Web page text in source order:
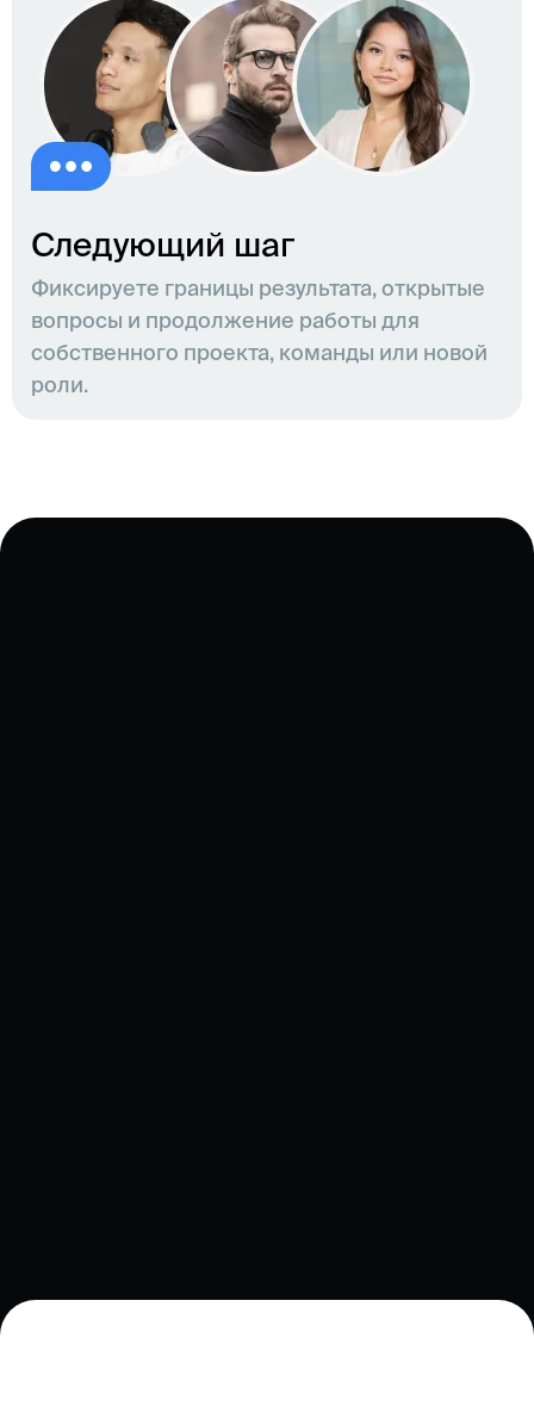
Следующий шаг
Фиксируете границы результата, открытые
вопросы и продолжение работы для
собственного проекта, команды или новой
роли.